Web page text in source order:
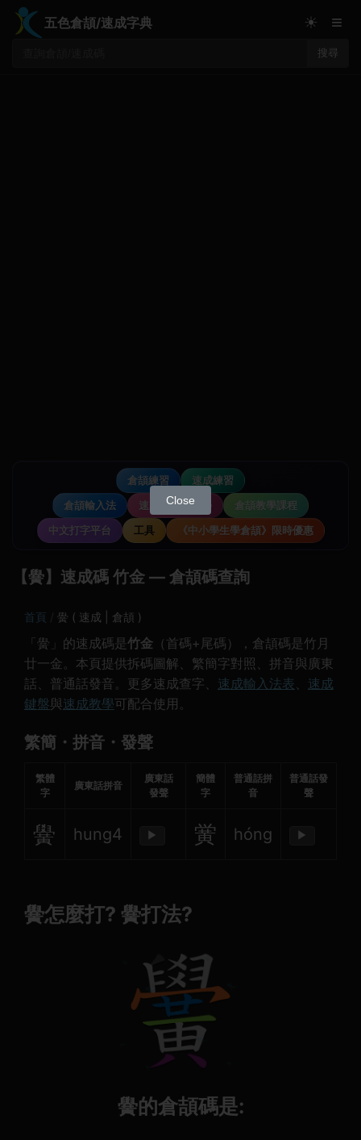
五色倉頡/速成字典
搜尋
☀ ≡
倉頡練習
速成練習
倉頡輸入法
速成輸入法教學
倉頡教學課程
中文打字平台
工具 《中小學生學倉頡》限時優惠
【黌】速成碼 竹金 — 倉頡碼查詢
首頁 黌 ( 速成 | 倉頡 )
「黌」的速成碼是 竹金 （首碼+尾碼），倉頡碼是竹月
廿一金。本頁提供拆碼圖解、繁簡字對照、拼音與廣東
話、普通話發音。更多速成查字、 速成輸入法表、 速成
鍵盤與速成教學可配合使用。
繁簡・拼音・發聲
繁體
字
廣東話拼音
廣東話
發聲
簡體
字
普通話拼
音
普通話發
聲
黌 hung4 ▶ 黉 hóng ▶
黌怎麼打? 黌打法?
黌的倉頡碼是:
Close